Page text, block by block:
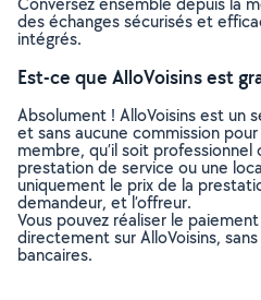
des échanges sécurisés et
intégrés.
Est-ce que AlloVoisins est
Absolument ! AlloVoisins est un
et sans aucune commission
membre, qu’il soit
prestation de service ou une
uniquement le prix de la
demandeur, et l’offreur.
Vous pouvez réaliser le
directement sur AlloVoisins,
bancaires.